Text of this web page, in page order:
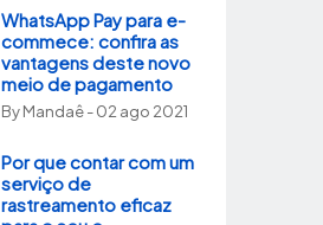
WhatsApp Pay para e-
commece: confira as
vantagens deste novo
meio de pagamento
ByMandaê- 02 ago 2021
Por que contar com um
serviço de
rastreamento eficaz